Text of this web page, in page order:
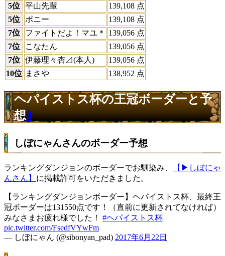
5位 平山先輩
139,108 点
5位 ポニー
139,108 点
7位
ファイトだよ！マユ＊
139,056 点
7位
こなたん
139,056 点
7位 伊藤理々杏⊿(本人)
139,056 点
10位 まさや 138,952 点
ヘパイストス杯の王冠ボーダーと予
想0
しぼにゃんさんのボーダー予想
ランキングダンジョンのボーダーでお馴染み、
【▶しぼにゃ
んさん】 に掲載許可をいただきました。
【ランキングダンジョンボーダー】ヘパイストス杯、最終王
冠ボーダーは131550点です！（直前に更新されてなければ）
みなさまお疲れ様でした！ #ヘパイストス杯
pic.twitter.com/FsedfVYwFm
— しぼにゃん (@sibonyan_pad) 2017年6月22日